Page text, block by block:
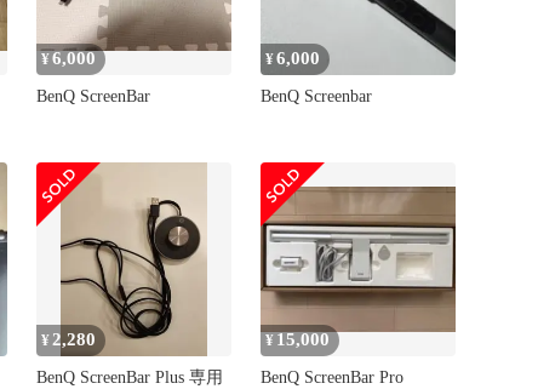
¥6,000
BenQ ScreenBar
¥6,000
BenQ Screenbar
¥2,280
BenQ ScreenBar Plus 専用
¥ 15,000
BenQ ScreenBar Pro